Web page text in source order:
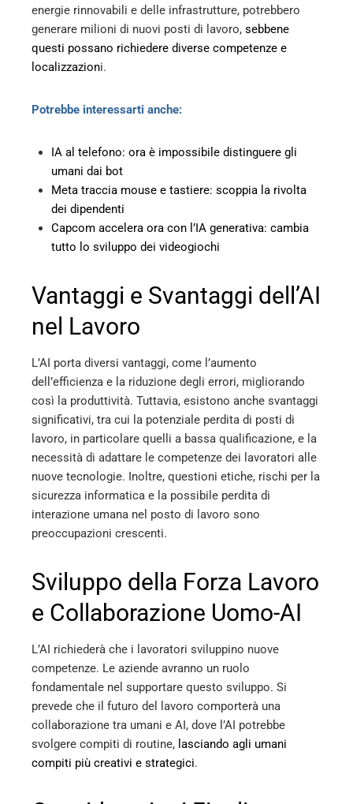
energie rinnovabili e delle infrastrutture, potrebbero
generare milioni di nuovi posti di lavoro, sebbene
questi possano richiedere diverse competenze e
localizzazioni​​.
Potrebbe interessarti anche:
IA al telefono: ora è impossibile distinguere gli
umani dai bot
Meta traccia mouse e tastiere: scoppia la rivolta
dei dipendenti
Capcom accelera ora con l’IA generativa: cambia
tutto lo sviluppo dei videogiochi
Vantaggi e Svantaggi dell’AI
nel Lavoro
L’AI porta diversi vantaggi, come l’aumento
dell’efficienza e la riduzione degli errori, migliorando
così la produttività. Tuttavia, esistono anche svantaggi
significativi, tra cui la potenziale perdita di posti di
lavoro, in particolare quelli a bassa qualificazione, e la
necessità di adattare le competenze dei lavoratori alle
nuove tecnologie. Inoltre, questioni etiche, rischi per la
sicurezza informatica e la possibile perdita di
interazione umana nel posto di lavoro sono
preoccupazioni crescenti​​.
Sviluppo della Forza Lavoro
e Collaborazione Uomo-AI
L’AI richiederà che i lavoratori sviluppino nuove
competenze. Le aziende avranno un ruolo
fondamentale nel supportare questo sviluppo. Si
prevede che il futuro del lavoro comporterà una
collaborazione tra umani e AI, dove l’AI potrebbe
svolgere compiti di routine, lasciando agli umani
compiti più creativi e strategici​.